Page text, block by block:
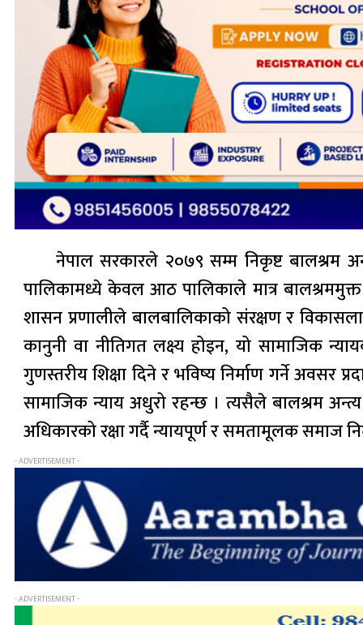
नेपाल सरकारले २०७९ सम्म निकृष्ट बालश्रम
पालिकामध्ये केवल आठ पालिकाले मात्र
शासन प्रणालीले बालबालिकाको संरक्षण र
कानुनी वा नीतिगत लक्ष्य होइन, यो सामाजिक
गुणस्तरीय शिक्षा दिने र भविष्य निर्माण गर्ने अवसर
सामाजिक न्याय अधुरो रहन्छ । त्यसैले बालश्रम अन्त्य
अधिकारको रक्षा गर्दै न्यायपूर्ण र समतामूलक समाज
- ADVERTISEMENT -
- ADVERTISEMENT -